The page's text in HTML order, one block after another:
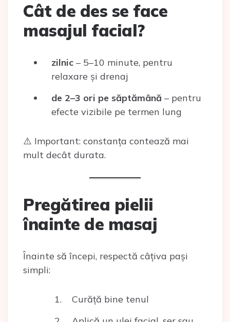
Cât de des se face
masajul facial?
zilnic – 5–10 minute, pentru
relaxare și drenaj
de 2–3 ori pe săptămână – pentru
efecte vizibile pe termen lung
⚠️ Important: constanța contează mai
mult decât durata.
Pregătirea pielii
înainte de masaj
Înainte să începi, respectă câțiva pași
simpli:
Curăță bine tenul